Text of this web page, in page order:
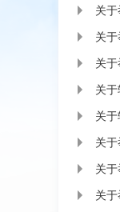
关
关
关
关
关
关
关
关